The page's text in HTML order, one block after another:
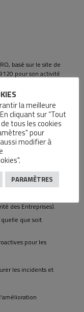
basé sur le site de
pour son activité
:
nos clients,
des Entreprises).
quelle que soit
pour les
les incidents et
la meilleure
cliquant sur “Tout
tous les cookies
pour
modifier à
PARAMÈTRES